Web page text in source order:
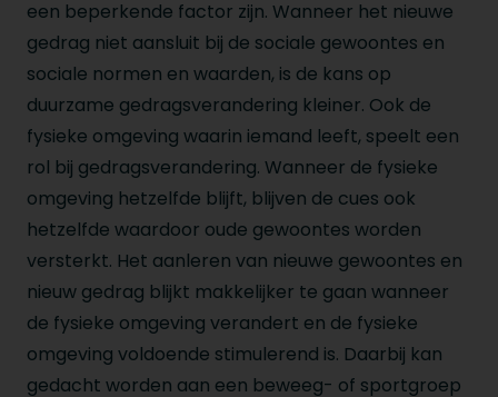
een beperkende factor zijn. Wanneer het nieuwe
gedrag niet aansluit bij de sociale gewoontes en
sociale normen en waarden, is de kans op
duurzame gedragsverandering kleiner. Ook de
fysieke omgeving waarin iemand leeft, speelt een
rol bij gedragsverandering. Wanneer de fysieke
omgeving hetzelfde blijft, blijven de cues ook
hetzelfde waardoor oude gewoontes worden
versterkt. Het aanleren van nieuwe gewoontes en
nieuw gedrag blijkt makkelijker te gaan wanneer
de fysieke omgeving verandert en de fysieke
omgeving voldoende stimulerend is. Daarbij kan
gedacht worden aan een beweeg- of sportgroep